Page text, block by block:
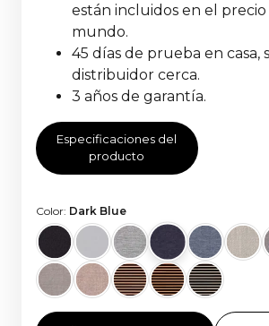
están incluidos en el precio
mundo.
45 días de prueba en casa,
distribuidor cerca.
3 años de garantía.
Especificaciones del
producto
Color: Dark Blue